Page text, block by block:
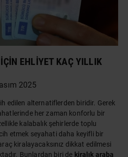
EHLIYET KAÇ YILLIK
2025
edilen alternatiflerden biridir. Gerek
her zaman konforlu bir
kalabalık şehirlerde toplu
etmek seyahati daha keyifli bir
kiralayacaksınız dikkat edilmesi
Bunlardan biri de kiralık araba